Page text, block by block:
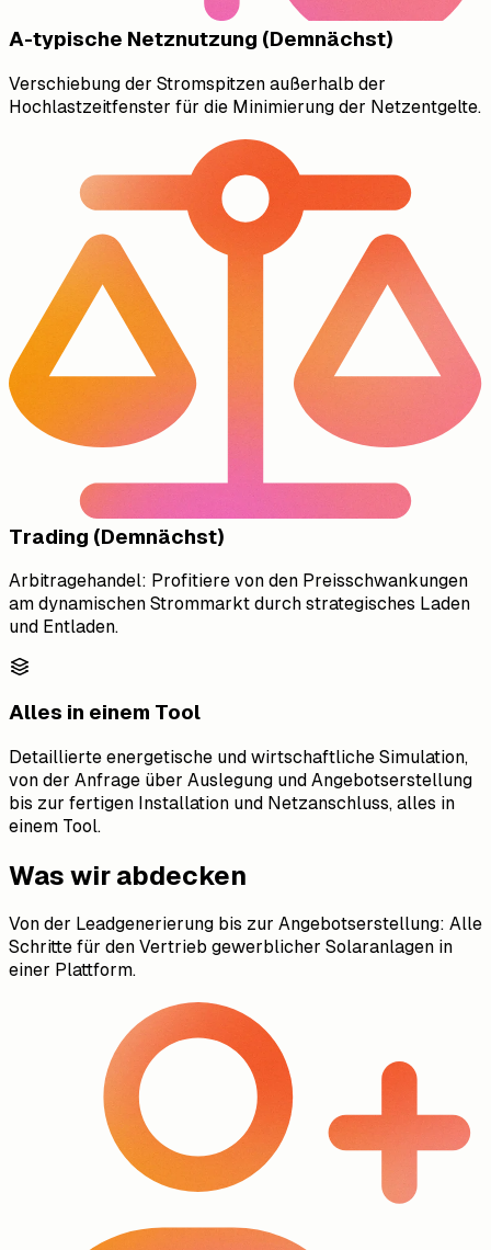
A-typische Netznutzung (Demnächst)
Verschiebung der Stromspitzen außerhalb der
Hochlastzeitfenster für die Minimierung der Netzentgelte.
Trading (Demnächst)
Arbitragehandel: Profitiere von den Preisschwankungen
am dynamischen Strommarkt durch strategisches Laden
und Entladen.
Alles in einem Tool
Detaillierte energetische und wirtschaftliche Simulation,
von der Anfrage über Auslegung und Angebotserstellung
bis zur fertigen Installation und Netzanschluss, alles in
einem Tool.
Was wir abdecken
Von der Leadgenerierung bis zur Angebotserstellung: Alle
Schritte für den Vertrieb gewerblicher Solaranlagen in
einer Plattform.